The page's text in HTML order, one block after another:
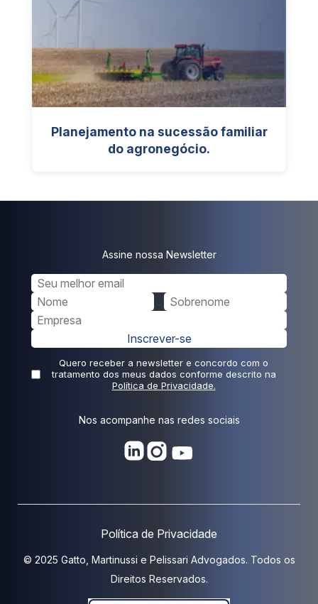
Planejamento na sucessão familiar
do agronegócio.
Assine nossa Newsletter
Inscrever-se
Quero receber a newsletter e concordo com o
tratamento dos meus dados conforme descrito na
Política de Privacidade.
Nos acompanhe nas redes sociais
Política de Privacidade
© 2025 Gatto, Martinussi e Pelissari Advogados. Todos os
Direitos Reservados.